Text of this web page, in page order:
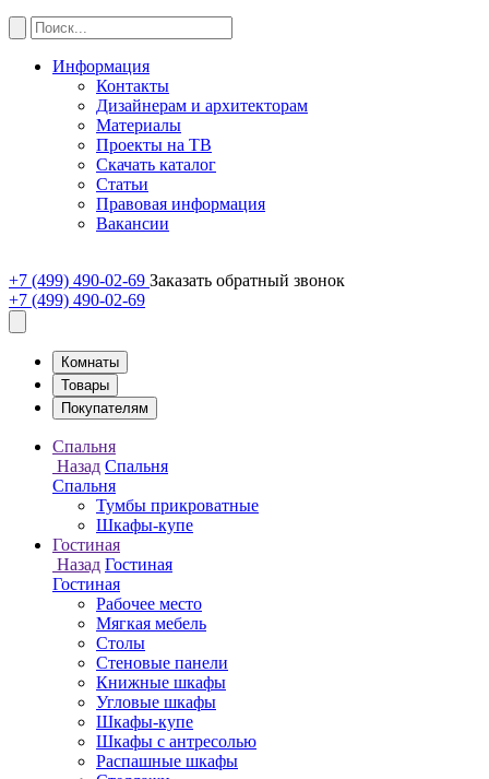
Информация
Контакты
Дизайнерам и архитекторам
Материалы
Проекты на ТВ
Скачать каталог
Статьи
Правовая информация
Вакансии
+7 (499) 490-02-69 Заказать обратный звонок
+7 (499) 490-02-69